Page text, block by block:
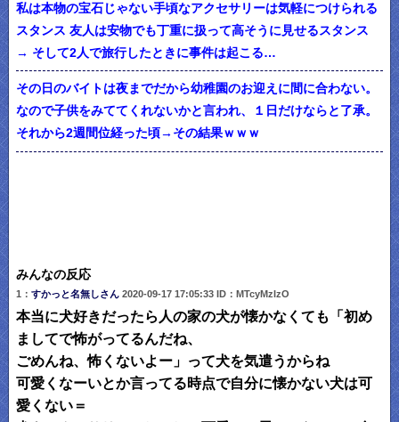
私は本物の宝石じゃない手頃なアクセサリーは気軽につけられる
スタンス 友人は安物でも丁重に扱って高そうに見せるスタンス
→ そして2人で旅行したときに事件は起こる…
その日のバイトは夜までだから幼稚園のお迎えに間に合わない。
なので子供をみててくれないかと言われ、１日だけならと了承。
それから2週間位経った頃→その結果ｗｗｗ
みんなの反応
1： すかっと名無しさん 2020-09-17 17:05:33 ID：MTcyMzIzO
本当に犬好きだったら人の家の犬が懐かなくても「初め
ましてで怖がってるんだね、
ごめんね、怖くないよー」って犬を気遣うからね
可愛くなーいとか言ってる時点で自分に懐かない犬は可
愛くない＝